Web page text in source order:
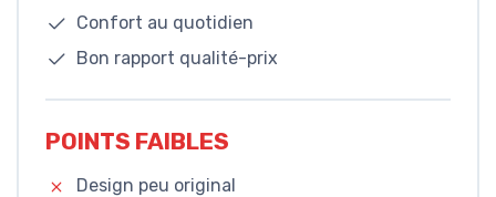
Confort au quotidien
Bon rapport qualité-prix
POINTS FAIBLES
Design peu original